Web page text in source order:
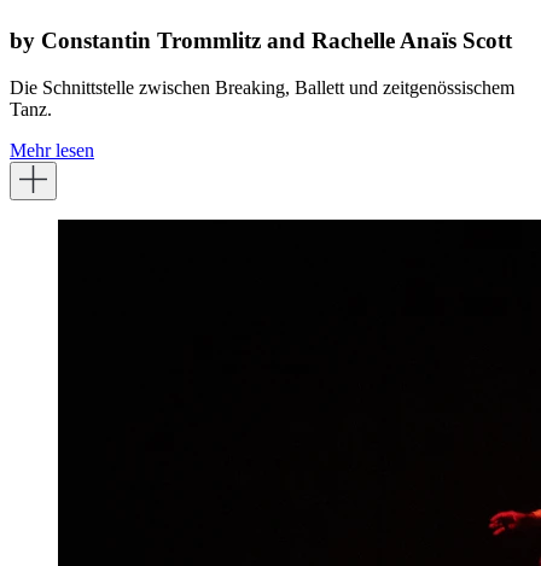
by Constantin Trommlitz and Rachelle Anaïs Scott
Die Schnittstelle zwischen Breaking, Ballett und zeitgenössischem
Tanz.
Mehr lesen